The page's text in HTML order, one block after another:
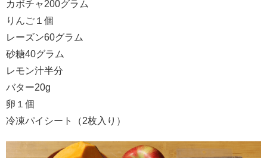
カボチャ200グラム
りんご１個
レーズン60グラム
砂糖40グラム
レモン汁半分
バター20g
卵１個
冷凍パイシート（2枚入り）